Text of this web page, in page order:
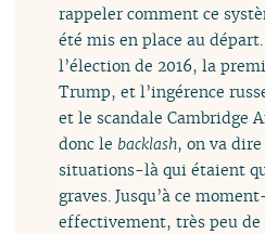
rappeler comment ce
été mis en place au
l’élection de 2016, la
Trump, et l’ingérence
et le scandale Cambridge
donc le backlash, on va
situations-là qui étaient
graves. Jusqu’à ce
effectivement, très peu